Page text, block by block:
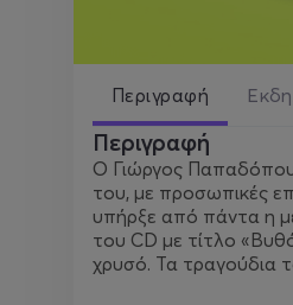
Περιγραφή
Περιγραφή
Ο Γιώργος
του, με προσωπικές
υπήρξε από πάντα η
του CD με τίτλο
χρυσό. Τα τραγούδια